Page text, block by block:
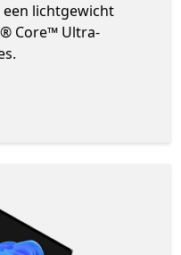
lichtgewicht
Core™ Ultra-